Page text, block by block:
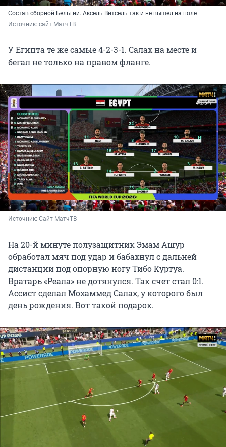
Состав сборной Бельгии. Аксель Витсель так и не вышел на поле
Источник: сайт МатчТВ
У Египта те же самые 4-2-3-1. Салах на месте и
бегал не только на правом фланге.
Источник: Сайт МатчТВ
На 20-й минуте полузащитник Эмам Ашур
обработал мяч под удар и бабахнул с дальней
дистанции под опорную ногу Тибо Куртуа.
Вратарь «Реала» не дотянулся. Так счет стал 0:1.
Ассист сделал Мохаммед Салах, у которого был
день рождения. Вот такой подарок.